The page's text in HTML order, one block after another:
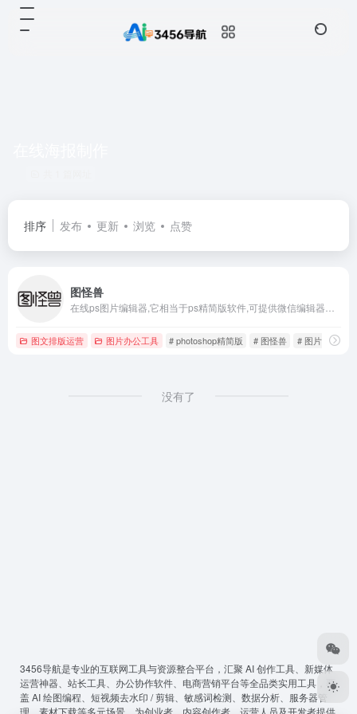
排序 发布 更新 浏览 点赞
图怪兽
图文排版运营 图片办公工具 # photoshop精简版 # 图怪兽 # 图片编辑器
没有了
3456导航是专业的互联网工具与资源整合平台，汇聚 AI 创作工具、新媒体
运营神器、站长工具、办公协作软件、电商营销平台等全品类实用工具，覆
盖 AI 绘图编程、短视频去水印 / 剪辑、敏感词检测、数据分析、服务器管
理、素材下载等多元场景，为创业者、内容创作者、运营人员及开发者提供